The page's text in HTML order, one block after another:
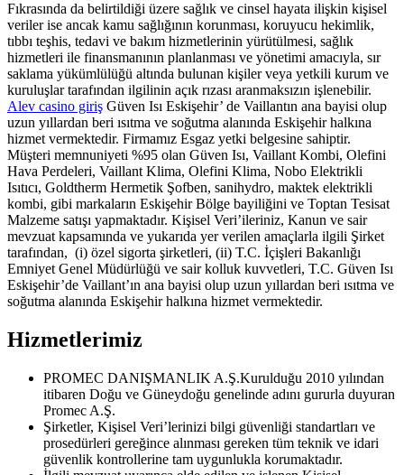
Fıkrasında da belirtildiği üzere sağlık ve cinsel hayata ilişkin kişisel
veriler ise ancak kamu sağlığının korunması, koruyucu hekimlik,
tıbbı teşhis, tedavi ve bakım hizmetlerinin yürütülmesi, sağlık
hizmetleri ile finansmanının planlanması ve yönetimi amacıyla, sır
saklama yükümlülüğü altında bulunan kişiler veya yetkili kurum ve
kuruluşlar tarafından ilgilinin açık rızası aranmaksızın işlenebilir.
Alev casino giriş Güven Isı Eskişehir’ de Vaillantın ana bayisi olup
uzun yıllardan beri ısıtma ve soğutma alanında Eskişehir halkına
hizmet vermektedir. Firmamız Esgaz yetki belgesine sahiptir.
Müşteri memnuniyeti %95 olan Güven Isı, Vaillant Kombi, Olefini
Hava Perdeleri, Vaillant Klima, Olefini Klima, Nobo Elektrikli
Isıtıcı, Goldtherm Hermetik Şofben, sanihydro, maktek elektrikli
kombi, gibi markaların Eskişehir Bölge bayiliğini ve Toptan Tesisat
Malzeme satışı yapmaktadır. Kişisel Veri’ileriniz, Kanun ve sair
mevzuat kapsamında ve yukarıda yer verilen amaçlarla ilgili Şirket
tarafından, (i) özel sigorta şirketleri, (ii) T.C. İçişleri Bakanlığı
Emniyet Genel Müdürlüğü ve sair kolluk kuvvetleri, T.C. Güven Isı
Eskişehir’de Vaillant’ın ana bayisi olup uzun yıllardan beri ısıtma ve
soğutma alanında Eskişehir halkına hizmet vermektedir.
Hizmetlerimiz
PROMEC DANIŞMANLIK A.Ş.Kurulduğu 2010 yılından
itibaren Doğu ve Güneydoğu genelinde adını gururla duyuran
Promec A.Ş.
Şirketler, Kişisel Veri’lerinizi bilgi güvenliği standartları ve
prosedürleri gereğince alınması gereken tüm teknik ve idari
güvenlik kontrollerine tam uygunlukla korumaktadır.